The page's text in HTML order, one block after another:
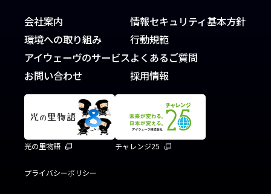
会社案内
環境への取り組み
アイウェーヴのサービス
お問い合わせ
情報セキュリティ基本方針
行動規範
よくあるご質問
採用情報
光の里物語 チャレンジ25
プライバシーポリシー